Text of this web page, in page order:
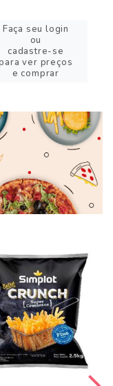
Faça seu login
ou
cadastre-se
ver preços
e comprar